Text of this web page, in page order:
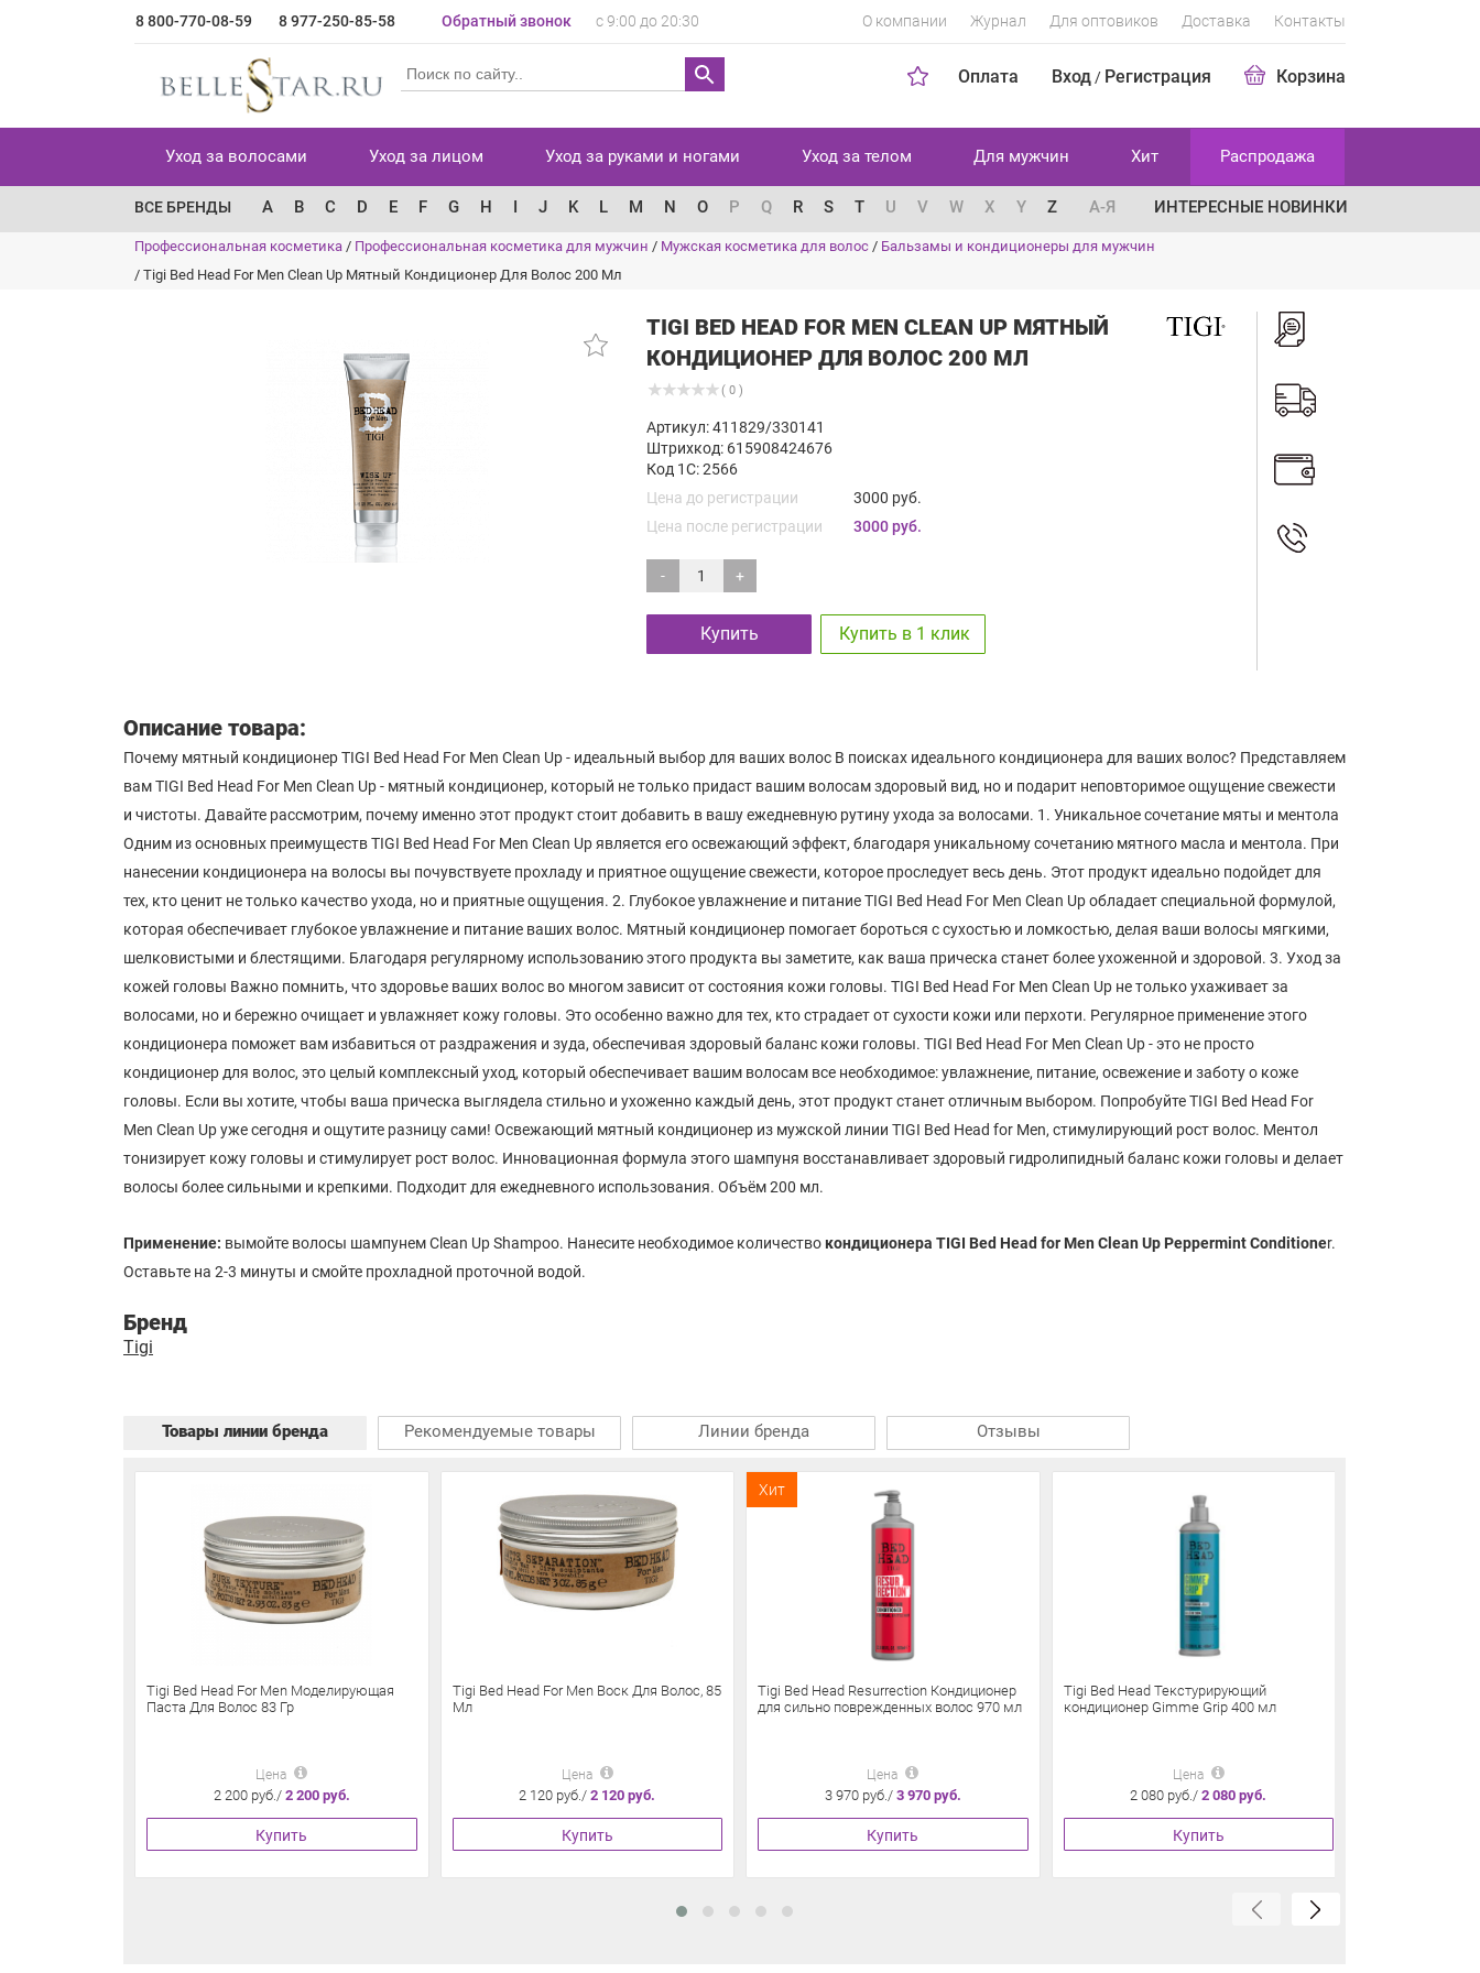
8 800-770-08-59 8 977-250-85-58 Обратный звонок с 9:00 до 20:30 О компании Журнал Для оптовиков Доставка Контакты
Оплата Вход / Регистрация Корзина
Уход за волосами Уход за лицом Уход за руками и ногами Уход за телом Для мужчин Хит Распродажа
ВСЕ БРЕНДЫ A B C D E F G H I J K L M N O P Q R S T U V W X Y Z А-Я ИНТЕРЕСНЫЕ НОВИНКИ
Профессиональная косметика / Профессиональная косметика для мужчин / Мужская косметика для волос / Бальзамы и кондиционеры для мужчин
/ Tigi Bed Head For Men Clean Up Мятный Кондиционер Для Волос 200 Мл
TIGI BED HEAD FOR MEN CLEAN UP МЯТНЫЙ
КОНДИЦИОНЕР ДЛЯ ВОЛОС 200 МЛ
( 0 )
Артикул: 411829/330141
Штрихкод: 615908424676
Код 1С: 2566
Цена до регистрации
3000 руб.
Цена после регистрации
3000 руб.
- +
Купить Купить в 1 клик
Описание товара:
Почему мятный кондиционер TIGI Bed Head For Men Clean Up - идеальный выбор для ваших волос В поисках идеального кондиционера для ваших волос? Представляем
вам TIGI Bed Head For Men Clean Up - мятный кондиционер, который не только придаст вашим волосам здоровый вид, но и подарит неповторимое ощущение свежести
и чистоты. Давайте рассмотрим, почему именно этот продукт стоит добавить в вашу ежедневную рутину ухода за волосами. 1. Уникальное сочетание мяты и ментола
Одним из основных преимуществ TIGI Bed Head For Men Clean Up является его освежающий эффект, благодаря уникальному сочетанию мятного масла и ментола. При
нанесении кондиционера на волосы вы почувствуете прохладу и приятное ощущение свежести, которое проследует весь день. Этот продукт идеально подойдет для
тех, кто ценит не только качество ухода, но и приятные ощущения. 2. Глубокое увлажнение и питание TIGI Bed Head For Men Clean Up обладает специальной формулой,
которая обеспечивает глубокое увлажнение и питание ваших волос. Мятный кондиционер помогает бороться с сухостью и ломкостью, делая ваши волосы мягкими,
шелковистыми и блестящими. Благодаря регулярному использованию этого продукта вы заметите, как ваша прическа станет более ухоженной и здоровой. 3. Уход за
кожей головы Важно помнить, что здоровье ваших волос во многом зависит от состояния кожи головы. TIGI Bed Head For Men Clean Up не только ухаживает за
волосами, но и бережно очищает и увлажняет кожу головы. Это особенно важно для тех, кто страдает от сухости кожи или перхоти. Регулярное применение этого
кондиционера поможет вам избавиться от раздражения и зуда, обеспечивая здоровый баланс кожи головы. TIGI Bed Head For Men Clean Up - это не просто
кондиционер для волос, это целый комплексный уход, который обеспечивает вашим волосам все необходимое: увлажнение, питание, освежение и заботу о коже
головы. Если вы хотите, чтобы ваша прическа выглядела стильно и ухоженно каждый день, этот продукт станет отличным выбором. Попробуйте TIGI Bed Head For
Men Clean Up уже сегодня и ощутите разницу сами! Освежающий мятный кондиционер из мужской линии TIGI Bed Head for Men, стимулирующий рост волос. Ментол
тонизирует кожу головы и стимулирует рост волос. Инновационная формула этого шампуня восстанавливает здоровый гидролипидный баланс кожи головы и делает
волосы более сильными и крепкими. Подходит для ежедневного использования. Объём 200 мл.
Применение: вымойте волосы шампунем Clean Up Shampoo. Нанесите необходимое количество кондиционера TIGI Bed Head for Men Clean Up Peppermint Conditioner.
Оставьте на 2-3 минуты и смойте прохладной проточной водой.
Бренд
Tigi
Товары линии бренда Рекомендуемые товары Линии бренда Отзывы
Tigi Bed Head For Men Моделирующая
Паста Для Волос 83 Гр
Цена
2 200 руб./ 2 200 руб.
Купить
Tigi Bed Head For Men Воск Для Волос, 85
Мл
Цена
2 120 руб./2 120 руб.
Купить
Хит
Tigi Bed Head Resurrection Кондиционер
для сильно поврежденных волос 970 мл
Цена
3 970 руб./ 3 970 руб.
Купить
Tigi Bed Head Текстурирующий
кондиционер Gimme Grip 400 мл
Цена
2 080 руб./2 080 руб.
Купить